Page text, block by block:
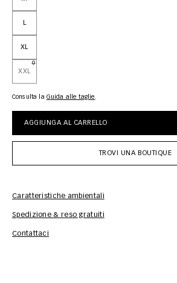
XL
XXL
Consulta la guida alle taglie
AGGIUNGA AL CARRELLO
TROVI UNA BOUTIQUE
Caratteristiche ambientali
Spedizione & reso gratuiti
Contattaci